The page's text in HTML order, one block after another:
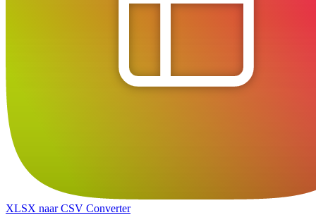
XLSX naar CSV Converter